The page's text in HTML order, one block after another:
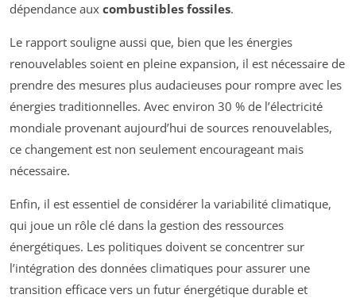
dépendance aux combustibles fossiles.
Le rapport souligne aussi que, bien que les énergies
renouvelables soient en pleine expansion, il est nécessaire de
prendre des mesures plus audacieuses pour rompre avec les
énergies traditionnelles. Avec environ 30 % de l’électricité
mondiale provenant aujourd’hui de sources renouvelables,
ce changement est non seulement encourageant mais
nécessaire.
Enfin, il est essentiel de considérer la variabilité climatique,
qui joue un rôle clé dans la gestion des ressources
énergétiques. Les politiques doivent se concentrer sur
l’intégration des données climatiques pour assurer une
transition efficace vers un futur énergétique durable et